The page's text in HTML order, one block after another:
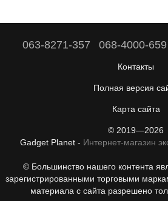
063-8271-357 068-4000-659
Контакты
Полная версия
Карта сайта
© 2019—2026
Gadget Planet - Интернет-магазин
© Большинство нашего контента
зарегистрированными торговыми
материала с сайта разрешено